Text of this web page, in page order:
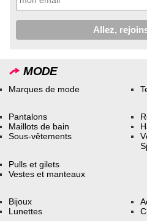
MODE
Marques de mode
Pantalons
Maillots de bain
Sous-vêtements
Pulls et gilets
Vestes et manteaux
Bijoux
Lunettes